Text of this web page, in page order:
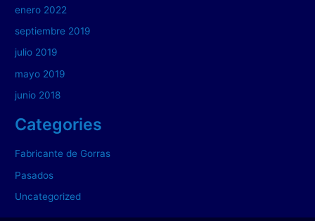
enero 2022
septiembre 2019
julio 2019
mayo 2019
junio 2018
Categories
Fabricante de Gorras
Pasados
Uncategorized